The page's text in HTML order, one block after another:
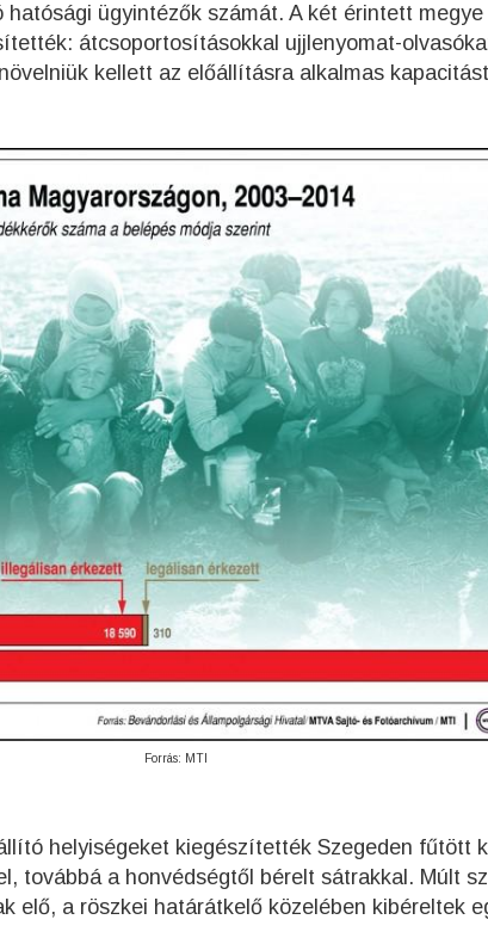
ügyintézők számát. A két érintett
átcsoportosításokkal ujjlenyomat-
kellett az előállításra alkalmas
Forrás: MTI
helyiségeket kiegészítették Szegeden fűtött
továbbá a honvédségtől bérelt sátrakkal. Múlt
elő, a röszkei határátkelő közelében kibéreltek